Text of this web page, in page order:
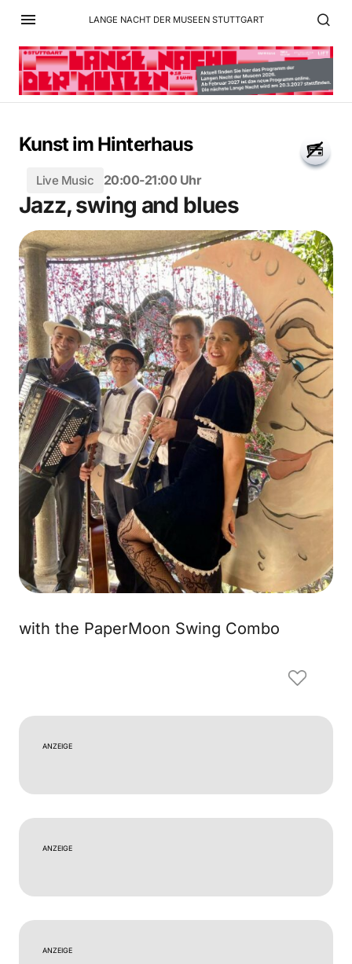
LANGE NACHT DER MUSEEN STUTTGART
Kunst im Hinterhaus
Live Music 20:00-21:00 Uhr
Jazz, swing and blues
with the PaperMoon Swing Combo
ANZEIGE
ANZEIGE
ANZEIGE